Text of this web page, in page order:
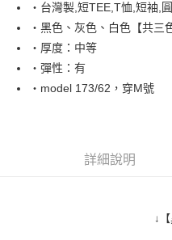
街口支付
悠遊付
Google Pay
AFTEE先享後付是「在收到商品之
３．安心：先確認商品／服務後，
‧台灣製,短TEE,T恤,短袖,
‧黑色、灰色、白色【共三
‧厚度：中等
‧彈性：有
‧model 173/62，穿M號
詳細說明
↓